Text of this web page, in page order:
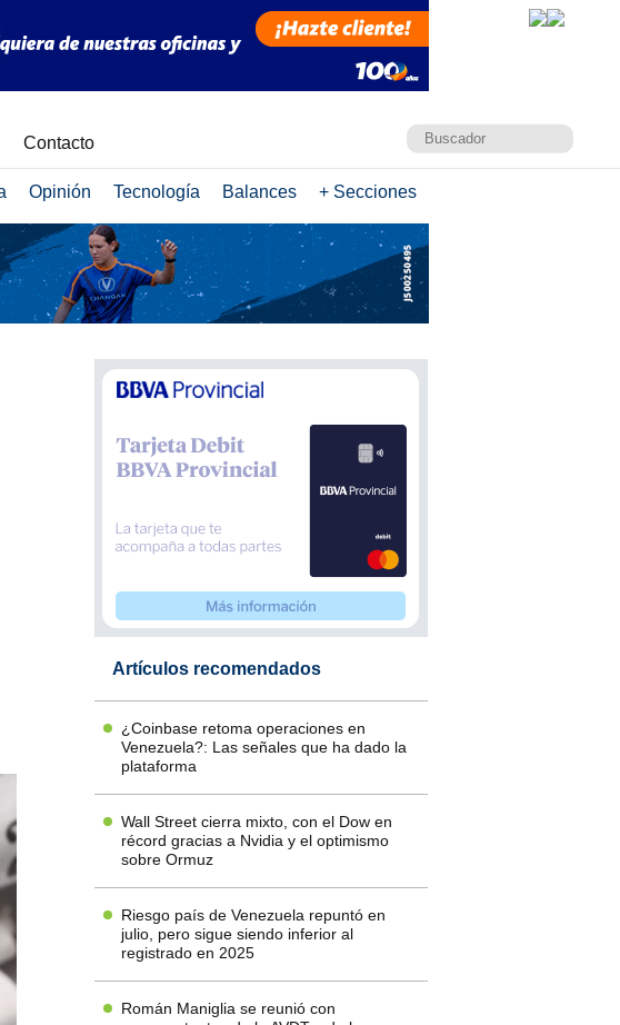
Contacto
Opinión Tecnología Balances + Secciones
Artículos recomendados
¿Coinbase retoma operaciones en
Venezuela?: Las señales que ha dado la
plataforma
Wall Street cierra mixto, con el Dow en
récord gracias a Nvidia y el optimismo
sobre Ormuz
Riesgo país de Venezuela repuntó en
julio, pero sigue siendo inferior al
registrado en 2025
Román Maniglia se reunió con